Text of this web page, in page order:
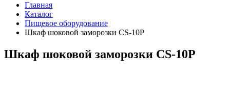
Главная
Каталог
Пищевое оборудование
Шкаф шоковой заморозки CS-10P
Шкаф шоковой заморозки CS-10P